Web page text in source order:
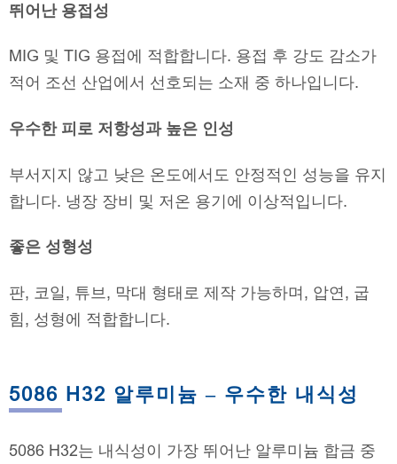
뛰어난 용접성
MIG 및 TIG 용접에 적합합니다. 용접 후 강도 감소가
적어 조선 산업에서 선호되는 소재 중 하나입니다.
우수한 피로 저항성과 높은 인성
부서지지 않고 낮은 온도에서도 안정적인 성능을 유지
합니다. 냉장 장비 및 저온 용기에 이상적입니다.
좋은 성형성
판, 코일, 튜브, 막대 형태로 제작 가능하며, 압연, 굽
힘, 성형에 적합합니다.
5086 H32 알루미늄 – 우수한 내식성
5086 H32는 내식성이 가장 뛰어난 알루미늄 합금 중